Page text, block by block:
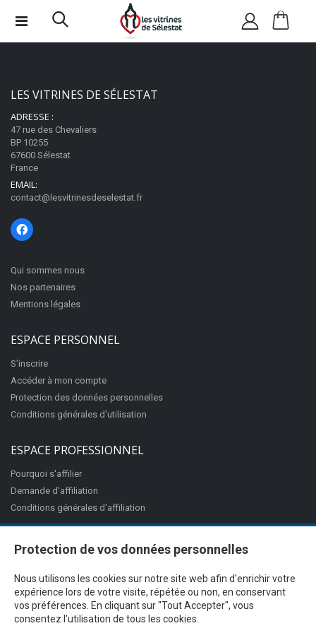
Protection de vos données personnelles
Nous utilisons les cookies sur notre site web afin d'enrichir votre
expérience lors de votre visite, répétée ou non, en conservant
vos préférences. En cliquant sur "Tout Accepter", vous
consentez l'utilisation de tous les cookies.
LES VITRINES DE SÉLESTAT
ADRESSE :
47 rue des Chevaliers
BP 10255
67600 Sélestat
France
EMAIL:
contact@lesvitrinesdeselestat.fr
Qui sommes nous
Nos partenaires
Mentions légales
ESPACE PERSONNEL
S'inscrire
Accéder à mon compte
Protection des données personnelles
Conditions générales d'utilisation
ESPACE PROFESSIONNEL
Pourquoi s'affilier
Demande d'affiliation
Conditions générales d'affiliation